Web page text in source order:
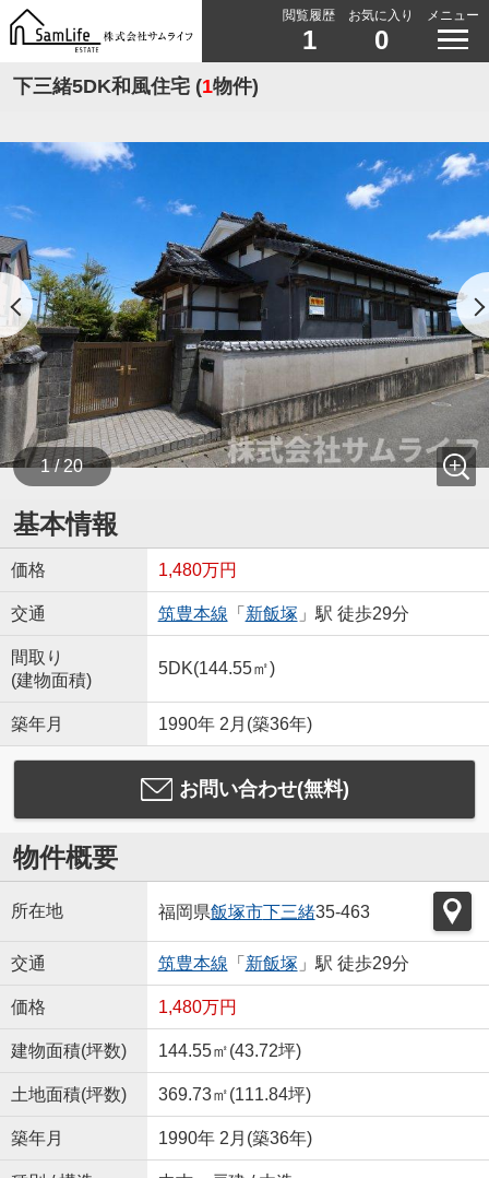
閲覧履歴
1
お気に入り
0
メニュー
下三緒5DK和風住宅 (1物件)
1 / 20
基本情報
価格 1,480万円
交通 筑豊本線 「 新飯塚 」駅 徒歩29分
間取り
(建物面積)
5DK(144.55㎡)
築年月 1990年 2月(築36年)
お問い合わせ(無料)
物件概要
所在地 福岡県飯塚市下三緒35-463
交通 筑豊本線 「 新飯塚 」駅 徒歩29分
価格 1,480万円
建物面積(坪数) 144.55㎡(43.72坪)
土地面積(坪数) 369.73㎡(111.84坪)
築年月 1990年 2月(築36年)